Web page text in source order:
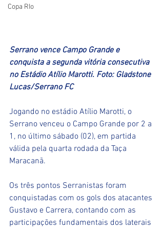
Copa RIo
Serrano vence Campo Grande e
conquista a segunda vitória consecutiva
no Estádio Atílio Marotti. Foto: Gladstone
Lucas/Serrano FC
Jogando no estádio Atílio Marotti, o
Serrano venceu o Campo Grande por 2 a
1, no último sábado (02), em partida
válida pela quarta rodada da Taça
Maracanã.
Os três pontos Serranistas foram
conquistadas com os gols dos atacantes
Gustavo e Carrera, contando com as
participações fundamentais dos laterais